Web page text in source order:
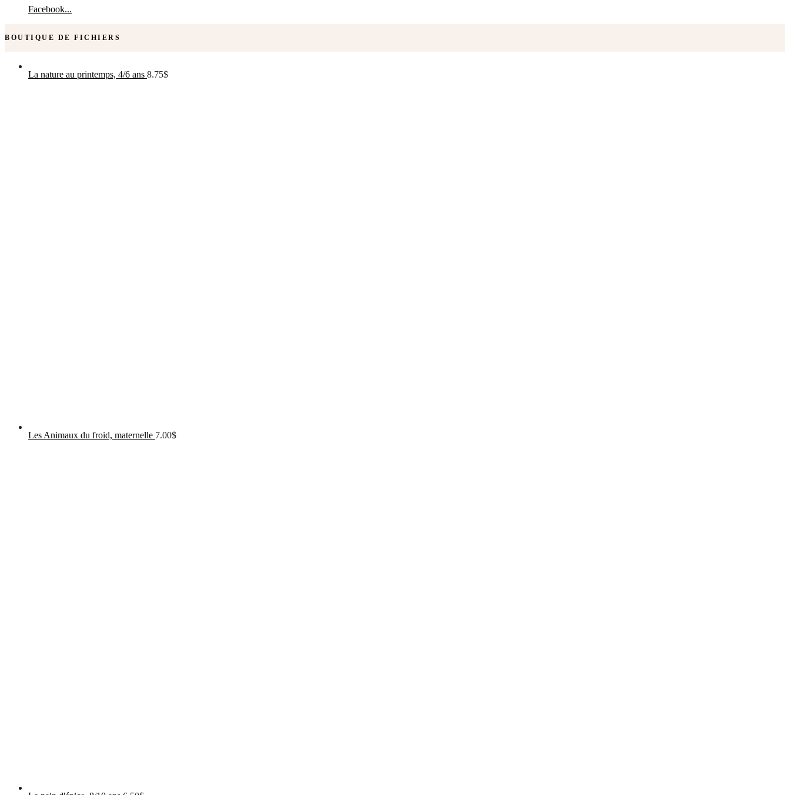
Facebook...
BOUTIQUE DE FICHIERS
La nature au printemps, 4/6 ans 8.75$
Les Animaux du froid, maternelle 7.00$